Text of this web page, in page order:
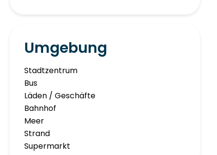
Umgebung
Stadtzentrum
Bus
Läden / Geschäfte
Bahnhof
Meer
Strand
Supermarkt